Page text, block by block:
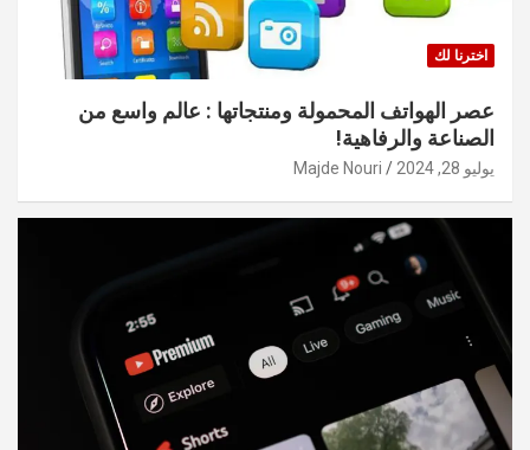
اخترنا لك
عصر الهواتف المحمولة ومنتجاتها : عالم واسع من
الصناعة والرفاهية!
يوليو 28, 2024 Majde Nouri